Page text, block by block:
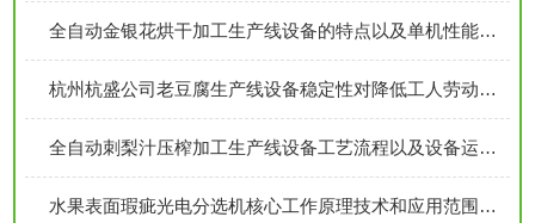
全自动金银花烘干加工生产线设备的特点以及单机性能介绍
杭州杭盛公司老豆腐生产线设备稳定性对降低工人劳动强度起重要作用
全自动刺梨汁压榨加工生产线设备工艺流程以及设备运行特点概述
水果表面瑕疵光电分选机核心工作原理技术和应用范围分析